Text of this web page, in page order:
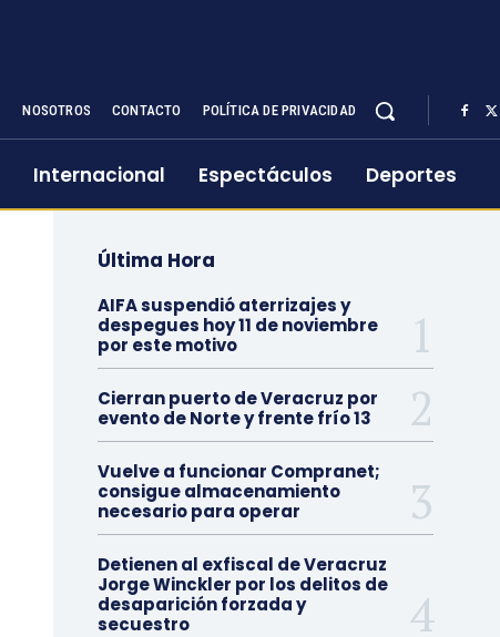
NOSOTROS CONTACTO POLÍTICA DE PRIVACIDAD
Internacional Espectáculos Deportes
Última Hora
AIFA suspendió aterrizajes y
despegues hoy 11 de noviembre
por este motivo
Cierran puerto de Veracruz por
evento de Norte y frente frío 13
Vuelve a funcionar Compranet;
consigue almacenamiento
necesario para operar
Detienen al exfiscal de Veracruz
Jorge Winckler por los delitos de
desaparición forzada y
secuestro